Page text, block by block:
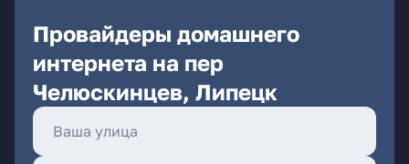
Провайдеры домашнего
интернета на пер
Челюскинцев, Липецк